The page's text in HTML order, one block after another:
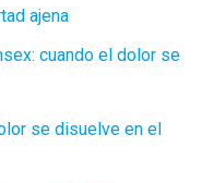
ajena
cuando el dolor se
se disuelve en el